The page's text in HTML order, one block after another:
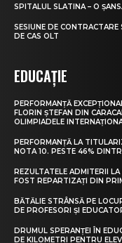
SPITALUL SLATINA – O
SESIUNE DE
DE CAS OLT
EDUCAȚIE
PERFORMANȚĂ
FLORIN ȘTEFAN DIN
OLIMPIADELE
PERFORMANȚĂ LA
NOTA 10. PESTE 46%
REZULTATELE ADMITERII
FOST REPARTIZAȚI DIN
BĂTĂLIE STRÂNSĂ PE
DE PROFESORI ȘI
DRUMUL SPERANȚEI ÎN
DE KILOMETRI PENTRU